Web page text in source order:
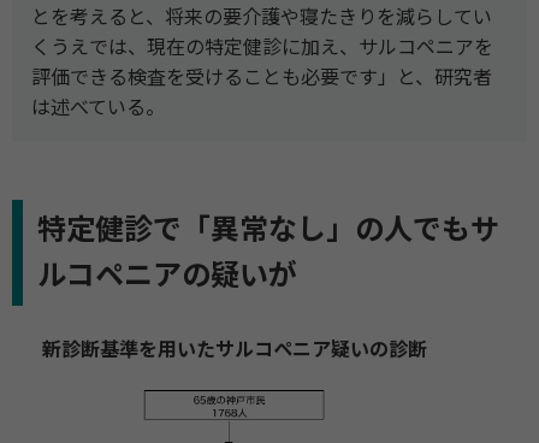
とを考えると、将来の要介護や寝たきりを減らしてい
くうえでは、現在の特定健診に加え、サルコペニアを
評価できる検査を受けることも必要です」と、研究者
は述べている。
特定健診で「異常なし」の人でもサ
ルコペニアの疑いが
新診断基準を用いたサルコペニア疑いの診断